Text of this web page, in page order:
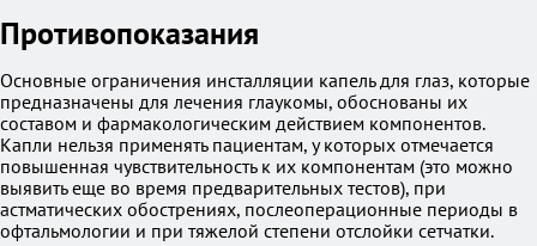
Противопоказания
Основные ограничения инсталляции капель для глаз, которые
предназначены для лечения глаукомы, обоснованы их
составом и фармакологическим действием компонентов.
Капли нельзя применять пациентам, у которых отмечается
повышенная чувствительность к их компонентам (это можно
выявить еще во время предварительных тестов), при
астматических обострениях, послеоперационные периоды в
офтальмологии и при тяжелой степени отслойки сетчатки.